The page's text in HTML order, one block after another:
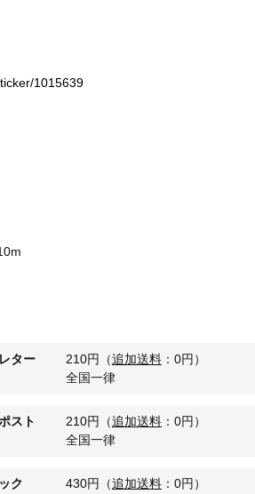
1015639
ター 210円 （追加送料 ： 0円）
全国一律
スト 210円 （追加送料 ： 0円）
全国一律
ク 430円 （追加送料 ： 0円）